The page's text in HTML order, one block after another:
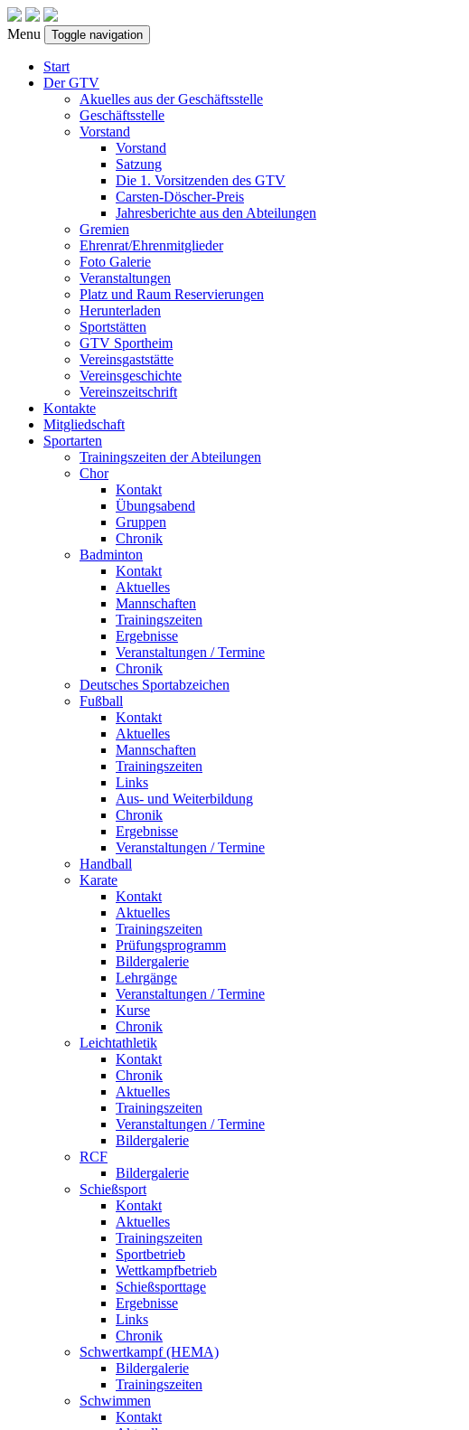
Menu Toggle navigation
Start
Der GTV
Akuelles aus der Geschäftsstelle
Geschäftsstelle
Vorstand
Vorstand
Satzung
Die 1. Vorsitzenden des GTV
Carsten-Döscher-Preis
Jahresberichte aus den Abteilungen
Gremien
Ehrenrat/Ehrenmitglieder
Foto Galerie
Veranstaltungen
Platz und Raum Reservierungen
Herunterladen
Sportstätten
GTV Sportheim
Vereinsgaststätte
Vereinsgeschichte
Vereinszeitschrift
Kontakte
Mitgliedschaft
Sportarten
Trainingszeiten der Abteilungen
Chor
Kontakt
Übungsabend
Gruppen
Chronik
Badminton
Kontakt
Aktuelles
Mannschaften
Trainingszeiten
Ergebnisse
Veranstaltungen / Termine
Chronik
Deutsches Sportabzeichen
Fußball
Kontakt
Aktuelles
Mannschaften
Trainingszeiten
Links
Aus- und Weiterbildung
Chronik
Ergebnisse
Veranstaltungen / Termine
Handball
Karate
Kontakt
Aktuelles
Trainingszeiten
Prüfungsprogramm
Bildergalerie
Lehrgänge
Veranstaltungen / Termine
Kurse
Chronik
Leichtathletik
Kontakt
Chronik
Aktuelles
Trainingszeiten
Veranstaltungen / Termine
Bildergalerie
RCF
Bildergalerie
Schießsport
Kontakt
Aktuelles
Trainingszeiten
Sportbetrieb
Wettkampfbetrieb
Schießsporttage
Ergebnisse
Links
Chronik
Schwertkampf (HEMA)
Bildergalerie
Trainingszeiten
Schwimmen
Kontakt